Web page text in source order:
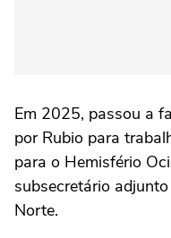
Em 2025, passou a
por Rubio para
para o Hemisfério
subsecretário
Norte.